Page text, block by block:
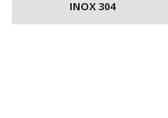
INOX 304